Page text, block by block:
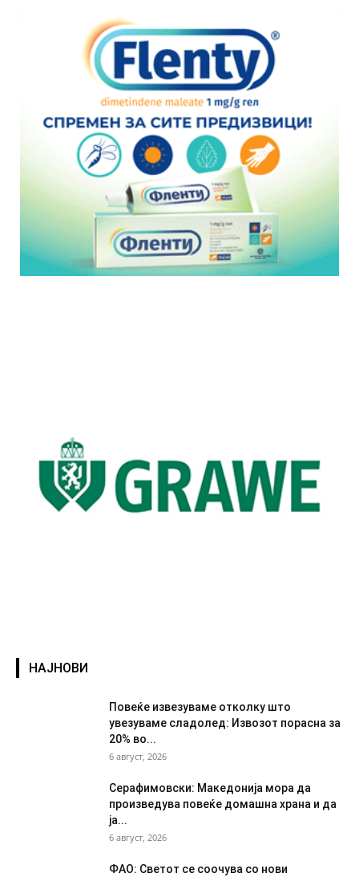
НАЈНОВИ
Повеќе извезуваме отколку што
увезуваме сладолед: Извозот порасна за
20% во...
6 август, 2026
Серафимовски: Македонија мора да
произведува повеќе домашна храна и да
ја...
6 август, 2026
ФАО: Светот се соочува со нови